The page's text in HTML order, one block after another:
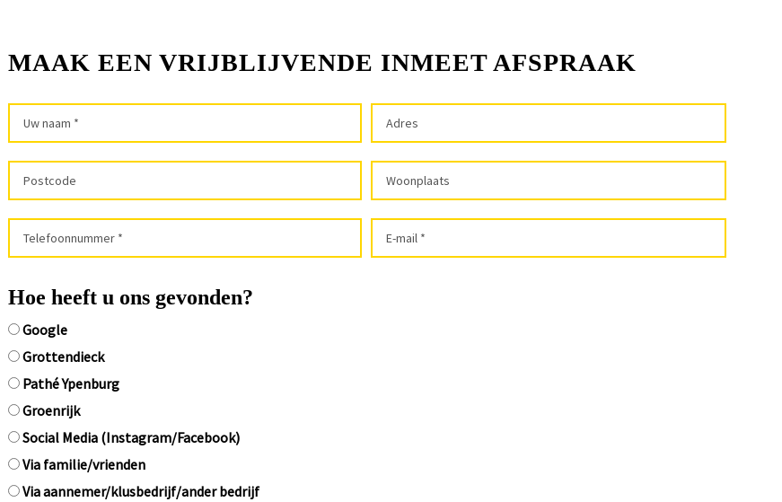
MAAK EEN VRIJBLIJVENDE INMEET AFSPRAAK
Hoe heeft u ons gevonden?
Google
Grottendieck
Pathé Ypenburg
Groenrijk
Social Media (Instagram/Facebook)
Via familie/vrienden
Via aannemer/klusbedrijf/ander bedrijf